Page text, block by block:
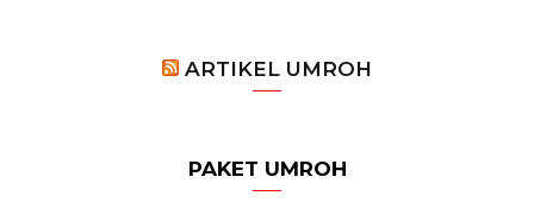
ARTIKEL UMROH
PAKET UMROH